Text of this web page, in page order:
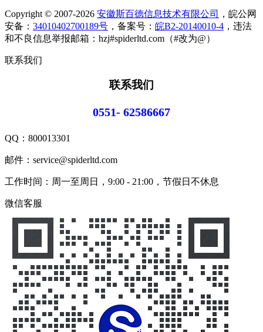
Copyright © 2007-2026 安徽斯百德信息技术有限公司
，皖公网
安备： 34010402700189号 ，备案号： 皖B2-20140010-4 ，违法
和不良信息举报邮箱：hzj#spiderltd.com（#改为@）
联系我们
联系我们
0551- 62586667
QQ： 800013301
邮件：service@spiderltd.com
工作时间：周一至周日，9:00 - 21:00，节假日不休息
微信客服